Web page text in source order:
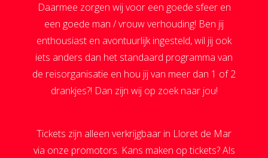
Daarmee zorgen wij voor een goede sfeer en
een goede man / vrouw verhouding! Ben jij
enthousiast en avontuurlijk ingesteld, wil jij ook
iets anders dan het standaard programma van
de reisorganisatie en hou jij van meer dan 1 of 2
drankjes?! Dan zijn wij op zoek naar jou!
Tickets zijn alleen verkrijgbaar in Lloret de Mar
via onze promotors. Kans maken op tickets? Als